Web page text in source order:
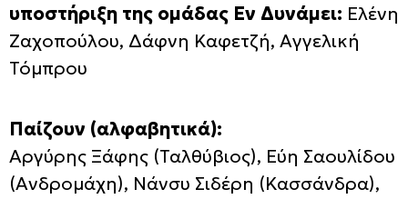
υποστήριξη της ομάδας Εν Δυνάμει: Ελένη
Ζαχοπούλου, Δάφνη Καφετζή, Αγγελική
Τόμπρου
Παίζουν (αλφαβητικά):
Αργύρης Ξάφης (Ταλθύβιος), Εύη Σαουλίδου
(Ανδρομάχη), Νάνσυ Σιδέρη (Κασσάνδρα),